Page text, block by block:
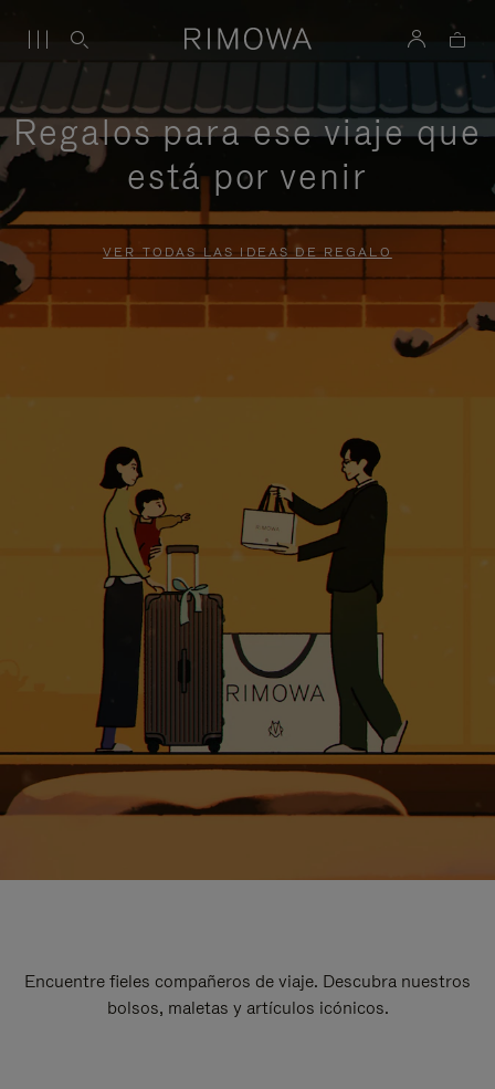
Regalos para ese viaje que
está por venir
VER TODAS LAS IDEAS DE REGALO
Encuentre fieles compañeros de viaje. Descubra nuestros
bolsos, maletas y artículos icónicos.